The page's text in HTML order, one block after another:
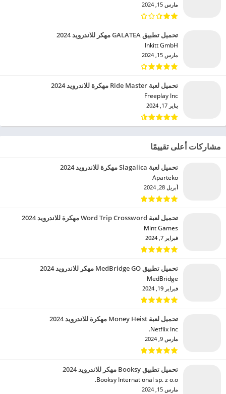
مارس 15, 2024
تحميل تطبيق GALATEA مهكر للاندرويد 2024
Inkitt GmbH‏
مارس 15, 2024
تحميل لعبة Ride Master مهكرة للاندرويد 2024
Freeplay Inc‏
يناير 17, 2024
مشاركات أعلى تقييمًا
تحميل لعبة Slagalica مهكرة للاندرويد 2024
Aparteko‏
أبريل 28, 2024
تحميل لعبة Word Trip Crossword مهكرة للاندرويد 2024
Mint Games‏
فبراير 7, 2024
تحميل تطبيق MedBridge GO مهكر للاندرويد 2024
MedBridge‏
فبراير 19, 2024
تحميل لعبة Money Heist مهكرة للاندرويد 2024
Netflix Inc.‏
مارس 9, 2024
تحميل تطبيق Booksy مهكر للاندرويد 2024
Booksy International sp. z o.o.‏
مارس 15, 2024